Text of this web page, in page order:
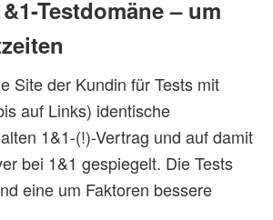
Testdomäne – um
Site der Kundin für Tests mit
auf Links) identische
1&1-(!)-Vertrag und auf damit
bei 1&1 gespiegelt. Die Tests
eine um Faktoren bessere